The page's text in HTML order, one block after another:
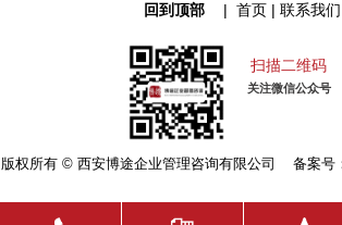
回到顶部 | 首页 | 联系我们
扫描二维码
关注微信公众号
版权所有 © 西安博途企业管理咨询有限公司 备案号